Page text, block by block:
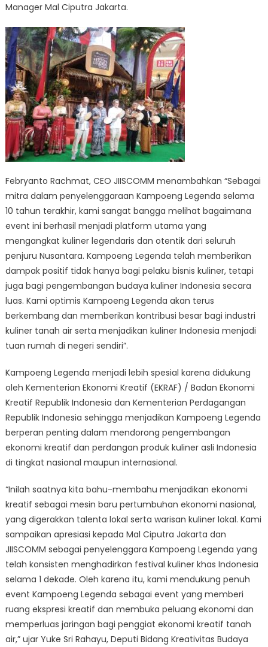
Manager Mal Ciputra Jakarta.
Febryanto Rachmat, CEO JIISCOMM menambahkan “Sebagai
mitra dalam penyelenggaraan Kampoeng Legenda selama
10 tahun terakhir, kami sangat bangga melihat bagaimana
event ini berhasil menjadi platform utama yang
mengangkat kuliner legendaris dan otentik dari seluruh
penjuru Nusantara. Kampoeng Legenda telah memberikan
dampak positif tidak hanya bagi pelaku bisnis kuliner, tetapi
juga bagi pengembangan budaya kuliner Indonesia secara
luas. Kami optimis Kampoeng Legenda akan terus
berkembang dan memberikan kontribusi besar bagi industri
kuliner tanah air serta menjadikan kuliner Indonesia menjadi
tuan rumah di negeri sendiri”.
Kampoeng Legenda menjadi lebih spesial karena didukung
oleh Kementerian Ekonomi Kreatif (EKRAF) / Badan Ekonomi
Kreatif Republik Indonesia dan Kementerian Perdagangan
Republik Indonesia sehingga menjadikan Kampoeng Legenda
berperan penting dalam mendorong pengembangan
ekonomi kreatif dan perdangan produk kuliner asli Indonesia
di tingkat nasional maupun internasional.
“Inilah saatnya kita bahu-membahu menjadikan ekonomi
kreatif sebagai mesin baru pertumbuhan ekonomi nasional,
yang digerakkan talenta lokal serta warisan kuliner lokal. Kami
sampaikan apresiasi kepada Mal Ciputra Jakarta dan
JIISCOMM sebagai penyelenggara Kampoeng Legenda yang
telah konsisten menghadirkan festival kuliner khas Indonesia
selama 1 dekade. Oleh karena itu, kami mendukung penuh
event Kampoeng Legenda sebagai event yang memberi
ruang ekspresi kreatif dan membuka peluang ekonomi dan
memperluas jaringan bagi penggiat ekonomi kreatif tanah
air,” ujar Yuke Sri Rahayu, Deputi Bidang Kreativitas Budaya